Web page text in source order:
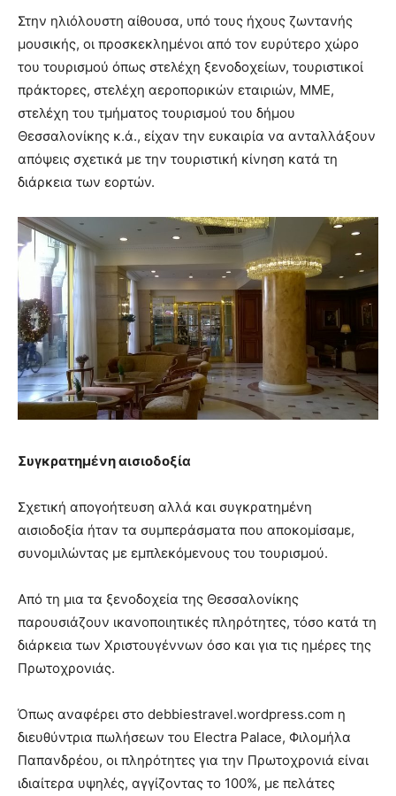
Στην ηλιόλουστη αίθουσα, υπό τους ήχους ζωντανής
μουσικής, οι προσκεκλημένοι από τον ευρύτερο χώρο
του τουρισμού όπως στελέχη ξενοδοχείων, τουριστικοί
πράκτορες, στελέχη αεροπορικών εταιριών, ΜΜΕ,
στελέχη του τμήματος τουρισμού του δήμου
Θεσσαλονίκης κ.ά., είχαν την ευκαιρία να ανταλλάξουν
απόψεις σχετικά με την τουριστική κίνηση κατά τη
διάρκεια των εορτών.
Συγκρατημένη αισιοδοξία
Σχετική απογοήτευση αλλά και συγκρατημένη
αισιοδοξία ήταν τα συμπεράσματα που αποκομίσαμε,
συνομιλώντας με εμπλεκόμενους του τουρισμού.
Από τη μια τα ξενοδοχεία της Θεσσαλονίκης
παρουσιάζουν ικανοποιητικές πληρότητες, τόσο κατά τη
διάρκεια των Χριστουγέννων όσο και για τις ημέρες της
Πρωτοχρονιάς.
Όπως αναφέρει στο debbiestravel.wordpress.com η
διευθύντρια πωλήσεων του Electra Palace, Φιλομήλα
Παπανδρέου, οι πληρότητες για την Πρωτοχρονιά είναι
ιδιαίτερα υψηλές, αγγίζοντας το 100%, με πελάτες